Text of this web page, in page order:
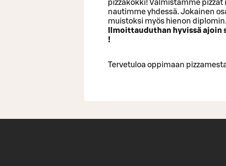
pizzakokki! Valmistamme
nautimme yhdessä. Jokainen
muistoksi myös hienon
Ilmoittauduthan hyvissä
!
Tervetuloa oppimaan